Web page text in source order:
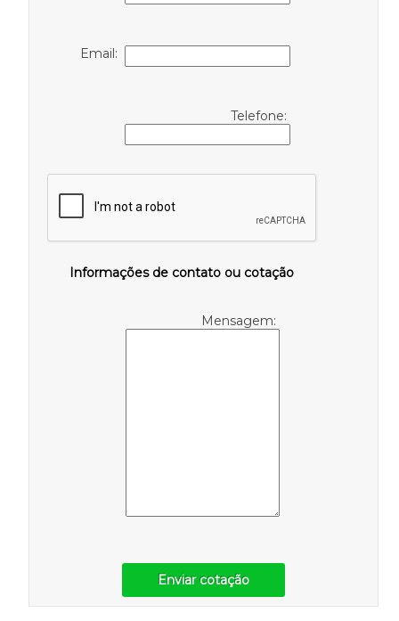
Email:
Telefone:
Informações de contato ou cotação
Mensagem:
Enviar cotação